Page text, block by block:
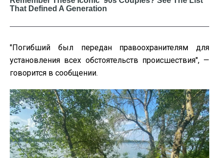
"Погибший был передан правоохранителям для
установления всех обстоятельств происшествия", —
говорится в сообщении.